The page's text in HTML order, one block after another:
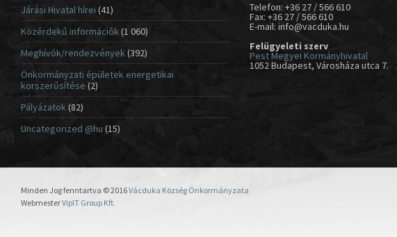
Járási Hivatal hírei (41)
Közérdekű információk(1 060)
Meghívók/rendezvények(392)
Önkormányzati épületek energetikai
korszerűsítése (2)
Pályázatok(82)
Uncategorized @hu (15)
Telefon: +36 27 / 566 610
Fax: +36 27 / 566 610
E-mail: info@vacduka.hu
Felügyeleti szerv
Pest Megyei Kormányhivatal
1052 Budapest, Városháza utca 7.
Minden Jog fenntartva © 2016Vácduka Község Önkormányzata
WebmesterVipIT Group Kft.